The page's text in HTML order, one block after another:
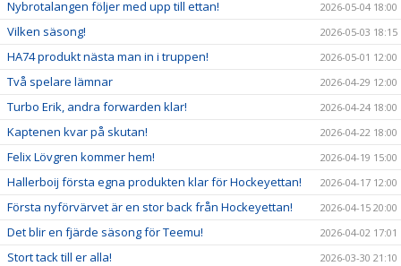
Nybrotalangen följer med upp till ettan! 2026-05-04 18:00
Vilken säsong! 2026-05-03 18:15
HA74 produkt nästa man in i truppen! 2026-05-01 12:00
Två spelare lämnar 2026-04-29 12:00
Turbo Erik, andra forwarden klar! 2026-04-24 18:00
Kaptenen kvar på skutan! 2026-04-22 18:00
Felix Lövgren kommer hem! 2026-04-19 15:00
Hallerboij första egna produkten klar för Hockeyettan! 2026-04-17 12:00
Första nyförvärvet är en stor back från Hockeyettan! 2026-04-15 20:00
Det blir en fjärde säsong för Teemu! 2026-04-02 17:01
Stort tack till er alla! 2026-03-30 21:10